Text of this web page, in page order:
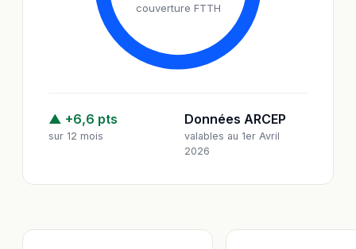
couverture FTTH
▲ +6,6 pts
sur 12 mois
Données ARCEP
valables au 1er Avril
2026